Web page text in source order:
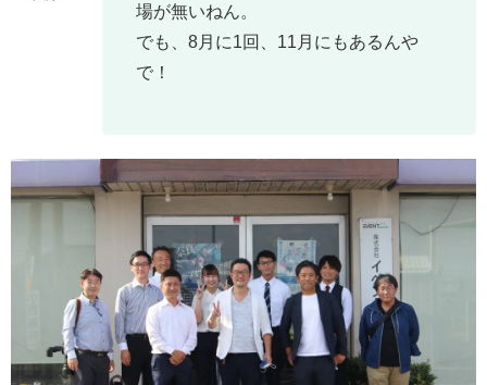
場が無いねん。
でも、8月に1回、11月にもあるんや
で！